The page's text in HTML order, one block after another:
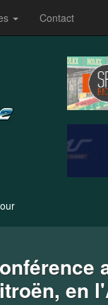
Contact
en